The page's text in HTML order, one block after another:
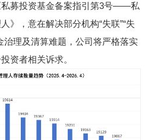
私募投资基金备案指引第3号——私
》，意在解决部分机构“失联”“失
治理及清算难题，公司将严格落实
资者相关诉求。